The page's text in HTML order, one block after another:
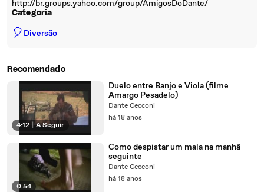
http://br.groups.yahoo.com/group/AmigosDoDante/
Categoria
🎈 Diversão
Recomendado
4:12 A Seguir
Duelo entre Banjo e Viola (filme
Amargo Pesadelo)
Dante Cecconi
há 18 anos
0:54
Como despistar um mala na manhã
seguinte
Dante Cecconi
há 18 anos